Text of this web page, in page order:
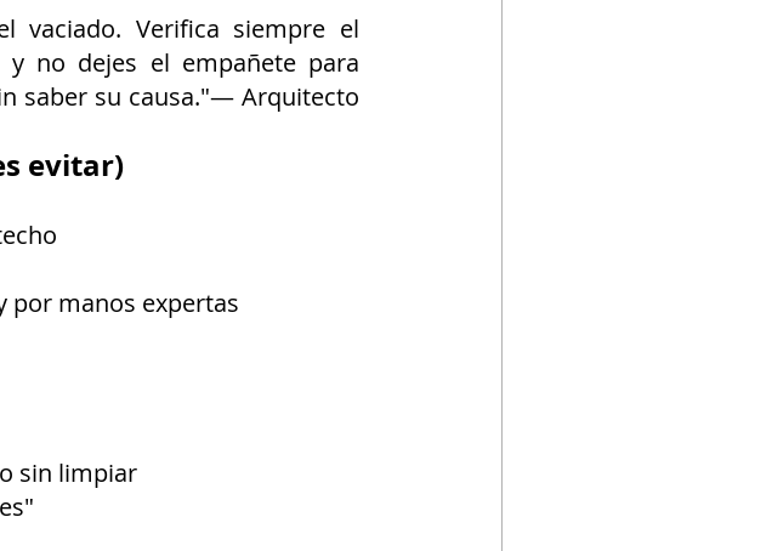
vaciado. Verifica siempre el
no dejes el empañete para
saber su causa."— Arquitecto
evitar)
por manos expertas
sin limpiar